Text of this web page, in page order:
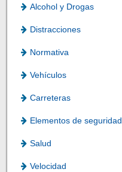
Alcohol y Drogas
Distracciones
Normativa
Vehículos
Carreteras
Elementos de seguridad
Salud
Velocidad